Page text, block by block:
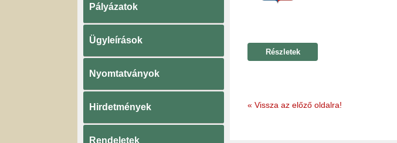
Pályázatok
Ügyleírások
Nyomtatványok
Hirdetmények
Rendeletek
Részletek
« Vissza az előző oldalra!